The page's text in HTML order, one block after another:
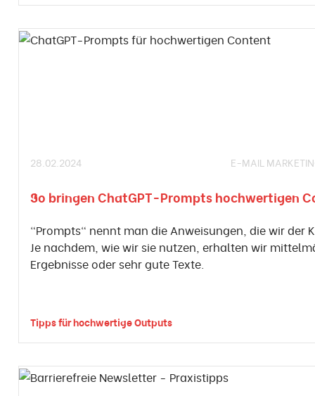
28.02.2024 E-MAIL
So bringen ChatGPT-Prompts hochwertigen
"Prompts" nennt man die Anweisungen, die wir der
Je nachdem, wie wir sie nutzen, erhalten wir
Ergebnisse oder sehr gute Texte.
Tipps für hochwertige Outputs